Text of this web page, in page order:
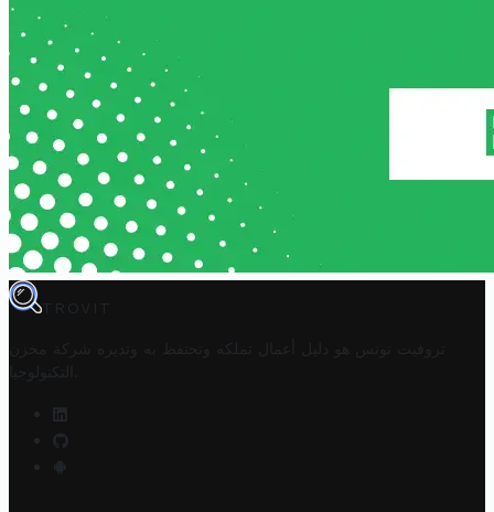
TROVIT
تروفيت تونس هو دليل أعمال تملكه وتحتفظ به وتديره
شركة مخزن
التكنولوجيا